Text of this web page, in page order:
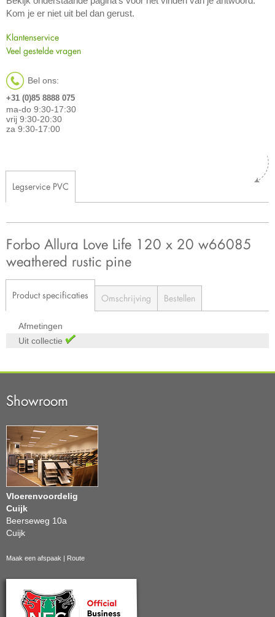
Kom je er niet uit bel dan gerust.
Klantenservice
Veel gestelde vragen
Bel ons:
+31 (0)85 8888 075
ma-do 9:30-17:30
vrij 9:30-20:30
za 9:30-17:00
Legservice PVC
Forbo Allura Love Life 120 x 20 w66085
weathered rustic pine
Product specificaties Omschrijving Bestellen
Afmetingen
Uit collectie
Showroom
Vloerenvoordelig
Cuijk
Beerseweg 10a
Cuijk
Maak een afspaak Route